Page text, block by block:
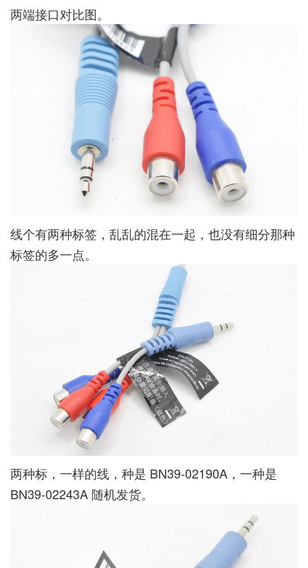
两端接口对比图。
线个有两种标签，乱乱的混在一起，也没有细分那种
标签的多一点。
两种标，一样的线，种是 BN39-02190A，一种是
BN39-02243A 随机发货。